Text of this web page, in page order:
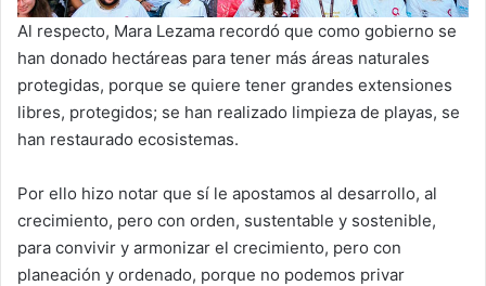
Al respecto, Mara Lezama recordó que como gobierno se
han donado hectáreas para tener más áreas naturales
protegidas, porque se quiere tener grandes extensiones
libres, protegidos; se han realizado limpieza de playas, se
han restaurado ecosistemas.
Por ello hizo notar que sí le apostamos al desarrollo, al
crecimiento, pero con orden, sustentable y sostenible,
para convivir y armonizar el crecimiento, pero con
planeación y ordenado, porque no podemos privar